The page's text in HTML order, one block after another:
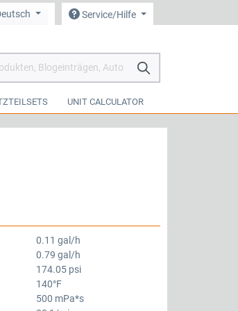
Service/Hilfe
Positionen. Der Gesamtwert beträgt 0,00 €.
UNIT CALCULATOR
0.11 gal/h
0.79 gal/h
174.05 psi
140°F
500 mPa*s